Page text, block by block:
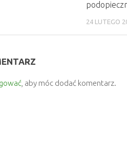
24 LUTEGO
, aby móc dodać komentarz.